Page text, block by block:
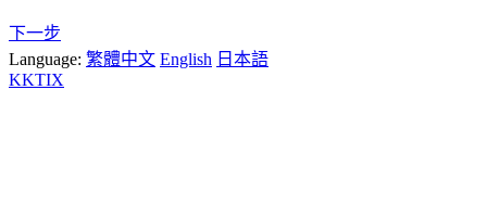
下一步
Language: 繁體中文 English 日本語
KKTIX